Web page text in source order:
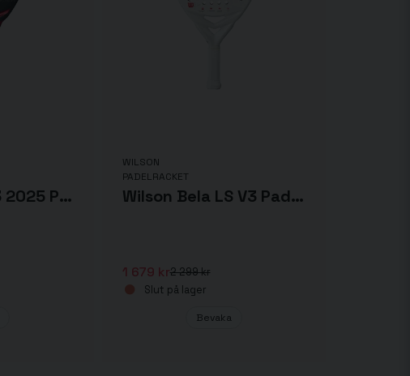
Wilson Bela V3 2025 Padelrack
WILSON
PADELRACKET
Wilson Bela LS V3 Padelracket 2025
2 299 kr
1 679 kr
Slut på lager
Bevaka